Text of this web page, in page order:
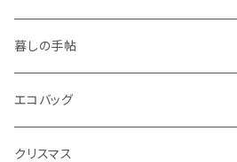
ピノキオ
ミニチュア、ドールハウス
古レコード
古せっけん
ラッピングペーパー、壁紙
紙
布地
ガラス
花びん
小物入れ
陶磁器
カップアンドソーサー
木製品
暮しの手帖
エコバッグ
クリスマス